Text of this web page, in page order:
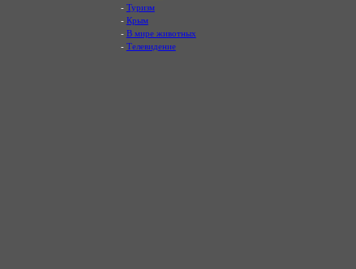
- Туризм
- Крым
- В мире животных
- Телевидение